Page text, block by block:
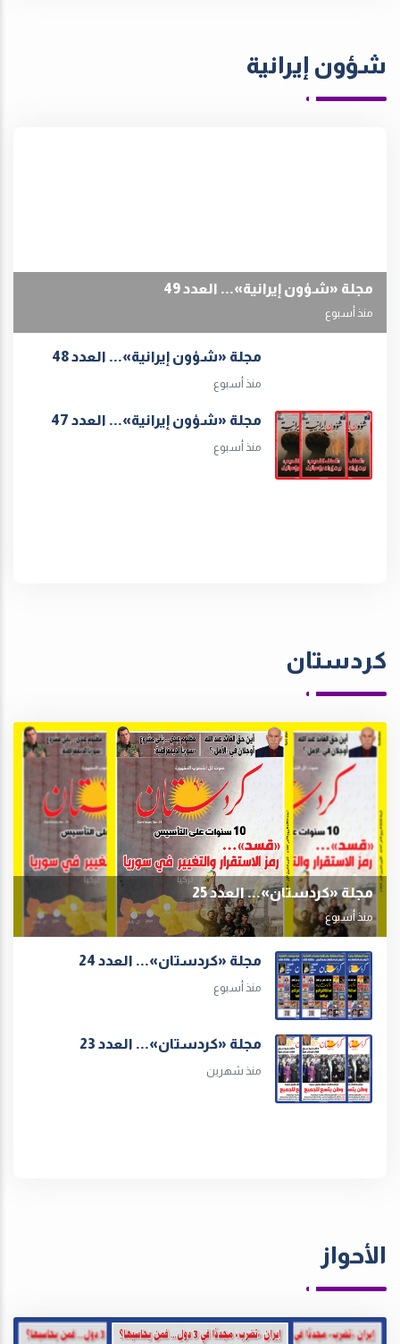
شؤون إيرانية
مجلة «شؤون إيرانية»... العدد 49
منذ أسبوع
مجلة «شؤون إيرانية»... العدد 48
منذ أسبوع
مجلة «شؤون إيرانية»... العدد 47
منذ أسبوع
كردستان
مجلة «كردستان»... العدد 25
منذ أسبوع
مجلة «كردستان»... العدد 24
منذ أسبوع
مجلة «كردستان»... العدد 23
منذ شهرين
الأحواز